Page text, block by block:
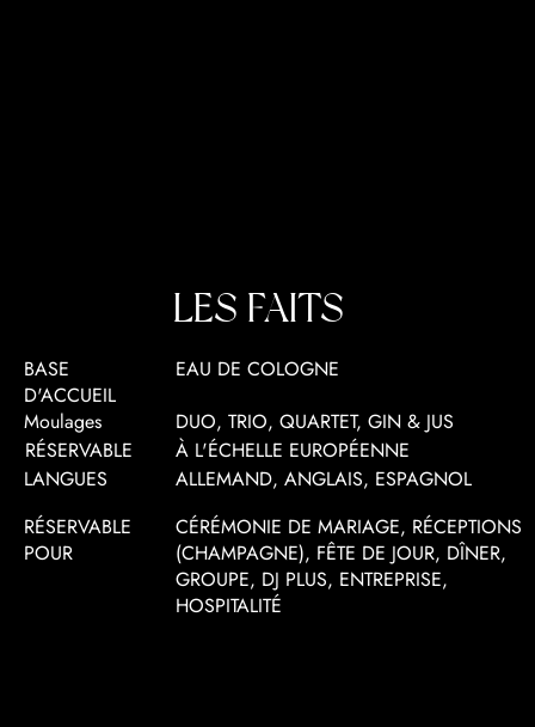
BASE
D'ACCUEIL
EAU DE COLOGNE
RÉSERVABLE
À L'ÉCHELLE EUROPÉENNE
LANGUES
ALLEMAND, ANGLAIS, ESPAGNOL
Moulages DUO, TRIO, QUARTET, GIN & JUS
RÉSERVABLE
POUR
CÉRÉMONIE DE MARIAGE, RÉCEPTIONS
(CHAMPAGNE), FÊTE DE JOUR, DÎNER,
GROUPE, DJ PLUS, ENTREPRISE,
HOSPITALITÉ
LES FAITS